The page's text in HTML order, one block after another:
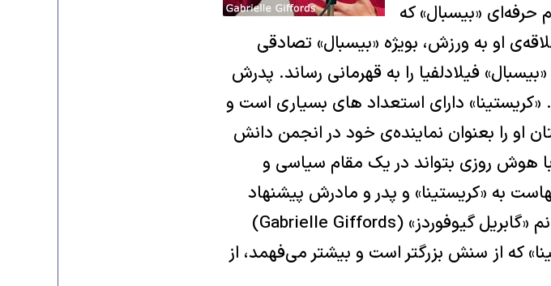
حرفه‌ای «بیسبال» که
او به ورزش، بویژه «بیسبال» تصادقی
فیلادلفیا را به قهرمانی رساند. پدرش
«کریستینا» دارای استعداد های بسیاری است و
او را بعنوان نماینده‌ی خود در انجمن دانش
هوش روزی بتواند در یک مقام سیاسی و
به «کریستینا» و پدر و مادرش پیشنهاد
می‌کند که او را با خود به گرد هم آئی ببرد که خانم «گابریل گیوفوردز» (Gabrielle Giffords)
که از سنش بزرگتر است و بیشتر می‌فهمد، از